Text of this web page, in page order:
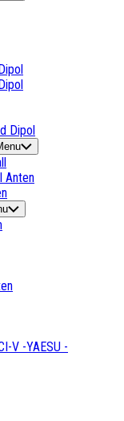
Dipol
Anten
V -YAESU -